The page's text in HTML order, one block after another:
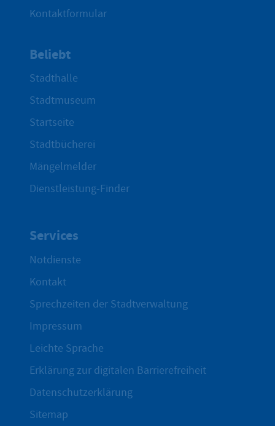
Kontaktformular
Beliebt
Stadthalle
Stadtmuseum
Startseite
Stadtbücherei
Mängelmelder
Dienstleistung-Finder
Services
Notdienste
Kontakt
Sprechzeiten der Stadtverwaltung
Impressum
Leichte Sprache
Erklärung zur digitalen Barrierefreiheit
Datenschutzerklärung
Sitemap